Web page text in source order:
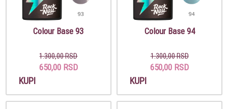
Colour Base 93
1.300,00 RSD
650,00 RSD
KUPI
Colour Base 94
1.300,00 RSD
650,00 RSD
KUPI